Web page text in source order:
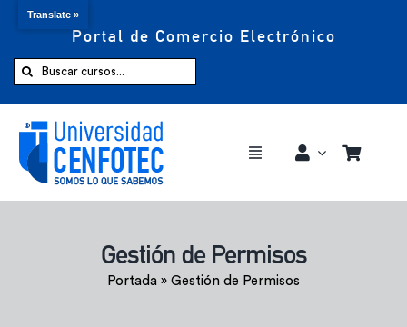
Portal de Comercio Electrónico
Buscar:
Toggle
Comprar ahora
Gestión de Permisos
Portada » Gestión de Permisos
Translate »